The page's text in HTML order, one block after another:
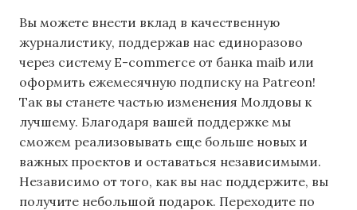
Вы можете внести вклад в качественную
журналистику, поддержав нас единоразово
через систему E-commerce от банка maib или
оформить ежемесячную подписку на Patreon!
Так вы станете частью изменения Молдовы к
лучшему. Благодаря вашей поддержке мы
сможем реализовывать еще больше новых и
важных проектов и оставаться независимыми.
Независимо от того, как вы нас поддержите, вы
получите небольшой подарок. Переходите по